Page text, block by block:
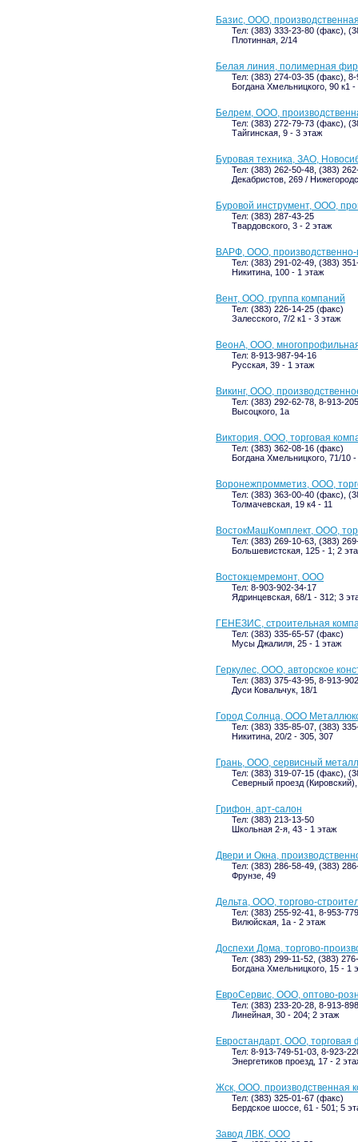
Базис, ООО,
Тел: (383) 333-23-80 (факс),
Плотинная, 2/14
Белая линия, полимерная
Тел: (383) 274-03-35 (факс),
Богдана Хмельницкого, 90 к1 -
Белрем, ООО,
Тел: (383) 272-79-73 (факс),
Тайгинская, 9 - 3 этаж
Буровая техника, ЗАО,
Тел: (383) 262-50-48, (383)
Декабристов, 269 /
Буровой инструмент, ООО,
Тел: (383) 287-43-25
Твардовского, 3 - 2 этаж
ВАРФ, ООО,
Тел: (383) 291-02-49, (383)
Никитина, 100 - 1 этаж
Вент, ООО, группа компаний
Тел: (383) 226-14-25 (факс)
Залесского, 7/2 к1 - 3 этаж
ВеонА, ООО,
Тел: 8-913-987-94-16
Русская, 39 - 1 этаж
Викинг, ООО,
Тел: (383) 292-62-78, 8-913-
Высоцкого, 1а
Виктория, ООО, торговая
Тел: (383) 362-08-16 (факс)
Богдана Хмельницкого, 71/10
Воронежпромметиз, ООО,
Тел: (383) 363-00-40 (факс),
Толмачевская, 19 к4 - 11
ВостокМашКомплект, ООО,
Тел: (383) 269-10-63, (383)
Большевистская, 125 - 1; 2
Востокцемремонт, ООО
Тел: 8-903-902-34-17
Ядринцевская, 68/1 - 312; 3
ГЕНЕЗИС, строительная
Тел: (383) 335-65-57 (факс)
Мусы Джалиля, 25 - 1 этаж
Геркулес, ООО, авторское
Тел: (383) 375-43-95, 8-913-
Дуси Ковальчук, 18/1
Город Солнца, ООО
Тел: (383) 335-85-07, (383)
Никитина, 20/2 - 305, 307
Грань, ООО, сервисный
Тел: (383) 319-07-15 (факс),
Северный проезд
Грифон, арт-салон
Тел: (383) 213-13-50
Школьная 2-я, 43 - 1 этаж
Двери и Окна,
Тел: (383) 286-58-49, (383)
Фрунзе, 49
Дельта, ООО, торгово-
Тел: (383) 255-92-41, 8-953-
Вилюйская, 1а - 2 этаж
Доспехи Дома, торгово-
Тел: (383) 299-11-52, (383)
Богдана Хмельницкого, 15 - 1
ЕвроСервис, ООО, оптово-
Тел: (383) 233-20-28, 8-913-
Линейная, 30 - 204; 2 этаж
Евростандарт, ООО, торговая
Тел: 8-913-749-51-03, 8-923-
Энергетиков проезд, 17 - 2
Жск, ООО, производственная
Тел: (383) 325-01-67 (факс)
Бердское шоссе, 61 - 501; 5
Завод ЛВК, ООО